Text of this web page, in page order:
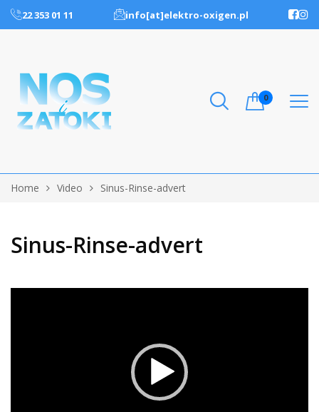
22 353 01 11 info[at]elektro-oxigen.pl
0
Home Video Sinus-Rinse-advert
Sinus-Rinse-advert